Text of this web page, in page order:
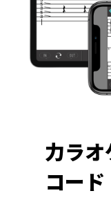
力ラ
コー